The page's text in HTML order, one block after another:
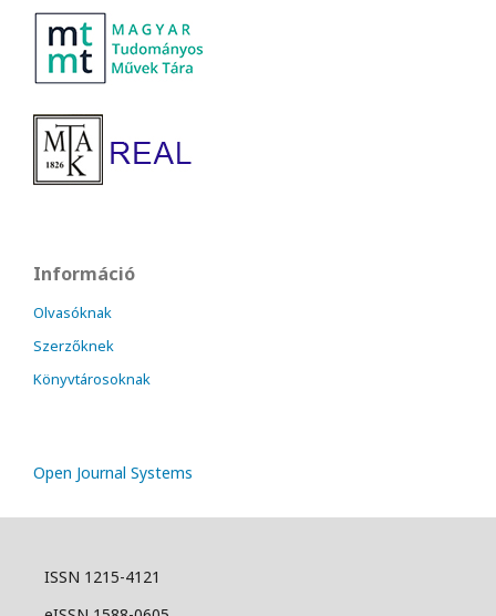
Információ
Olvasóknak
Szerzőknek
Könyvtárosoknak
Open Journal Systems
ISSN 1215-4121